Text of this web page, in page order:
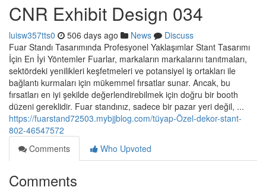
CNR Exhibit Design 034
luisw357tts0 506 days ago News
Discuss
Fuar Standı Tasarımında Profesyonel Yaklaşımlar Stant Tasarımı
İçin En İyi Yöntemler Fuarlar, markaların markalarını tanıtmaları,
sektördeki yenilikleri keşfetmeleri ve potansiyel iş ortakları ile
bağlantı kurmaları için mükemmel fırsatlar sunar. Ancak, bu
fırsatları en iyi şekilde değerlendirebilmek için doğru bir booth
düzeni gereklidir. Fuar standınız, sadece bir pazar yeri değil, ...
https://fuarstand72503.mybjjblog.com/tüyap-Özel-dekor-stant-
802-46547572
Comments
Who Upvoted
Comments